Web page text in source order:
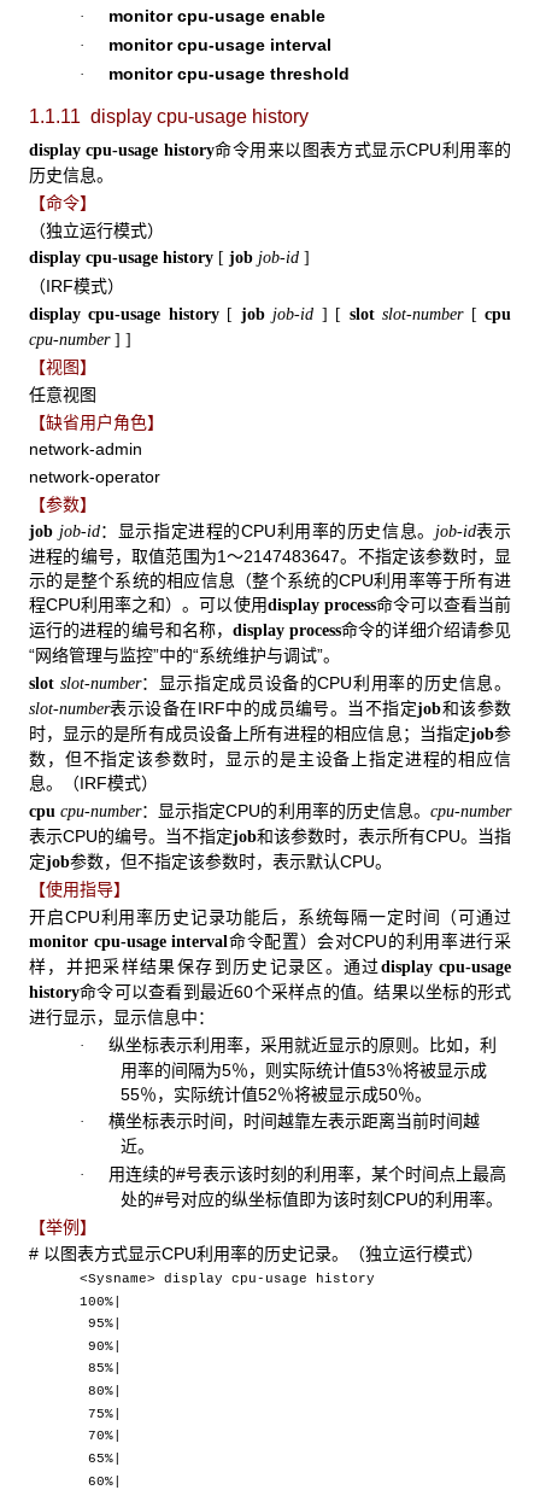
· monitor cpu-usage enable
· monitor cpu-usage interval
· monitor cpu-usage threshold
1.1.11 display cpu-usage history
display cpu-usage history命令用来以图表方式显示CPU利用率的
历史信息。
【命令】
（独立运行模式）
display cpu-usage history [ job job-id ]
（IRF模式）
display cpu-usage history [ job job-id ] [ slotslot-number [ cpu
cpu-number ] ]
【视图】
任意视图
【缺省用户角色】
network-admin
network-operator
【参数】
job job-id：显示指定进程的CPU利用率的历史信息。 job-id表示
进程的编号，取值范围为1～2147483647。不指定该参数时，显
示的是整个系统的相应信息（整个系统的CPU利用率等于所有进
程CPU利用率之和）。可以使用display process命令可以查看当前
运行的进程的编号和名称，display process命令的详细介绍请参见
“网络管理与监控”中的“系统维护与调试”。
slot slot-number：显示指定成员设备的CPU利用率的历史信息。
slot-number表示设备在IRF中的成员编号。当不指定job和该参数
时，显示的是所有成员设备上所有进程的相应信息；当指定job参
数，但不指定该参数时，显示的是主设备上指定进程的相应信
息。（IRF模式）
cpu cpu-number：显示指定CPU的利用率的历史信息。cpu-number
表示CPU的编号。当不指定job和该参数时，表示所有CPU。当指
定job参数，但不指定该参数时，表示默认CPU。
【使用指导】
开启CPU利用率历史记录功能后，系统每隔一定时间（可通过
monitor cpu-usage interval 命令配置）会对CPU的利用率进行采
样，并把采样结果保存到历史记录区。通过 display cpu-usage
history命令可以查看到最近60个采样点的值。结果以坐标的形式
进行显示，显示信息中：
· 纵坐标表示利用率，采用就近显示的原则。比如，利
用率的间隔为5％，则实际统计值53％将被显示成
55％，实际统计值52％将被显示成50％。
· 横坐标表示时间，时间越靠左表示距离当前时间越
近。
· 用连续的#号表示该时刻的利用率，某个时间点上最高
处的#号对应的纵坐标值即为该时刻CPU的利用率。
【举例】
# 以图表方式显示CPU利用率的历史记录。（独立运行模式）
<Sysname> display cpu-usage history
100%|
95%|
90%|
85%|
80%|
75%|
70%|
65%|
60%|